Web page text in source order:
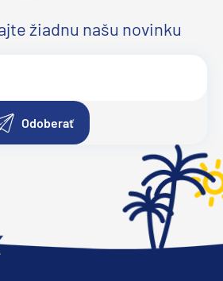
žiadnu našu novinku
Odoberať